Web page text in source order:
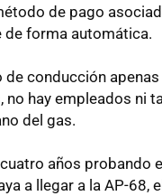
de pago
de forma automática.
de conducción
no hay empleados ni
del gas.
años probando
a llegar a la AP-68,